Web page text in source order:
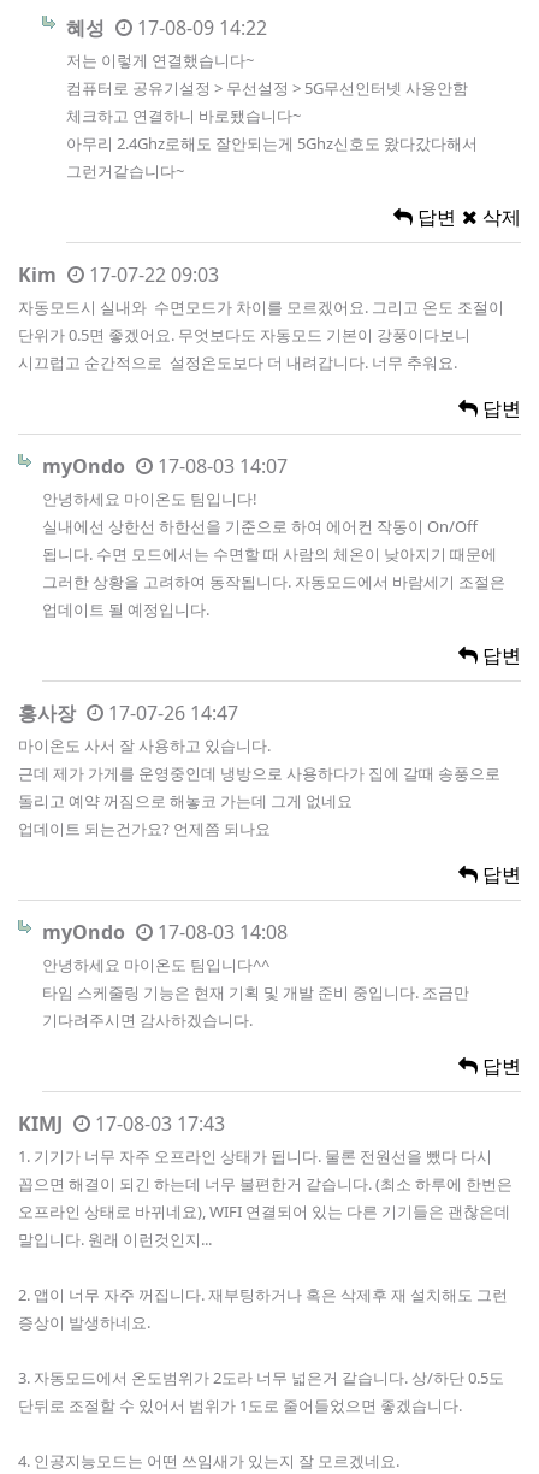
혜성 17-08-09 14:22
저는 이렇게 연결했습니다~
컴퓨터로 공유기설정 > 무선설정 > 5G무선인터넷 사용안함
체크하고 연결하니 바로됐습니다~
아무리 2.4Ghz로해도 잘안되는게 5Ghz신호도 왔다갔다해서
그런거같습니다~
답변 삭제
Kim 17-07-22 09:03
자동모드시 실내와 수면모드가 차이를 모르겠어요. 그리고 온도 조절이
단위가 0.5면 좋겠어요. 무엇보다도 자동모드 기본이 강풍이다보니
시끄럽고 순간적으로 설정온도보다 더 내려갑니다. 너무 추워요.
답변
myOndo 17-08-03 14:07
안녕하세요 마이온도 팀입니다!
실내에선 상한선 하한선을 기준으로 하여 에어컨 작동이 On/Off
됩니다. 수면 모드에서는 수면할 때 사람의 체온이 낮아지기 때문에
그러한 상황을 고려하여 동작됩니다. 자동모드에서 바람세기 조절은
업데이트 될 예정입니다.
답변
홍사장 17-07-26 14:47
마이온도 사서 잘 사용하고 있습니다.
근데 제가 가게를 운영중인데 냉방으로 사용하다가 집에 갈때 송풍으로
돌리고 예약 꺼짐으로 해놓코 가는데 그게 없네요
업데이트 되는건가요? 언제쯤 되나요
답변
myOndo 17-08-03 14:08
안녕하세요 마이온도 팀입니다^^
타임 스케줄링 기능은 현재 기획 및 개발 준비 중입니다. 조금만
기다려주시면 감사하겠습니다.
답변
KIMJ 17-08-03 17:43
1. 기기가 너무 자주 오프라인 상태가 됩니다. 물론 전원선을 뺐다 다시
꼽으면 해결이 되긴 하는데 너무 불편한거 같습니다. (최소 하루에 한번은
오프라인 상태로 바뀌네요), WIFI 연결되어 있는 다른 기기들은 괜찮은데
말입니다. 원래 이런것인지...
2. 앱이 너무 자주 꺼집니다. 재부팅하거나 혹은 삭제후 재 설치해도 그런
증상이 발생하네요.
3. 자동모드에서 온도범위가 2도라 너무 넓은거 같습니다. 상/하단 0.5도
단뒤로 조절할 수 있어서 범위가 1도로 줄어들었으면 좋겠습니다.
4. 인공지능모드는 어떤 쓰임새가 있는지 잘 모르겠네요.